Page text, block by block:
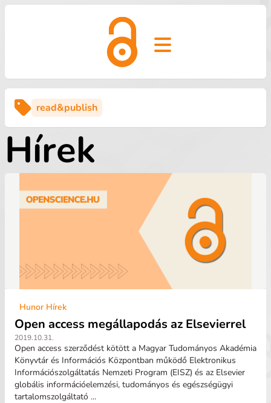
Open main menu
read&publish
Hírek
Hunor Hírek
Open access megállapodás az Elsevierrel
2019.10.31.
Open access szerződést kötött a Magyar Tudományos Akadémia
Könyvtár és Információs Központban működő Elektronikus
Információszolgáltatás Nemzeti Program (EISZ) és az Elsevier
globális információelemzési, tudományos és egészségügyi
tartalomszolgáltató ...